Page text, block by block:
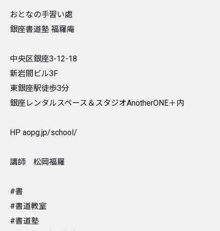
おとなの手習い處
銀座書道塾 福羅庵
中央区銀座3-12-18
新岩間ビル3F
東銀座駅徒歩3分
銀座レンタルスペース＆スタジオAnotherONE＋内
HP aopg.jp/school/
講師 松岡福羅
#書
#書道教室
#書道塾